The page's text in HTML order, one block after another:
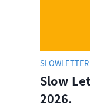
Slow
2026.